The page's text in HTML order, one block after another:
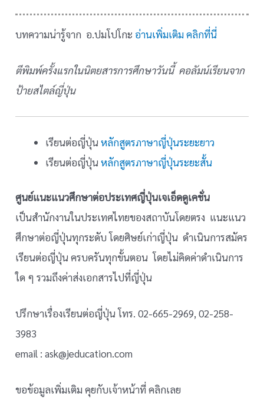
บทความน่ารู้จาก อ.ปมโปโกะอ่านเพิ่มเติม คลิกที่นี่
ตีพิมพ์ครั้งแรกในนิตยสารการศึกษาวันนี้ คอลัมน์เรียนจาก
ป้ายสไตล์ญี่ปุ่น
เรียนต่อญี่ปุ่นหลักสูตรภาษาญี่ปุ่นระยะยาว
เรียนต่อญี่ปุ่นหลักสูตรภาษาญี่ปุ่นระยะสั้น
ศูนย์แนะแนวศึกษาต่อประเทศญี่ปุ่นเจเอ็ดดูเคชั่น
เป็นสำนักงานในประเทศไทยของสถาบันโดยตรง แนะแนว
ศึกษาต่อญี่ปุ่นทุกระดับ โดยศิษย์เก่าญี่ปุ่น ดำเนินการสมัคร
เรียนต่อญี่ปุ่น ครบครันทุกขั้นตอน โดยไม่คิดค่าดำเนินการ
ใด ๆ รวมถึงค่าส่งเอกสารไปที่ญี่ปุ่น
ปรึกษาเรื่องเรียนต่อญี่ปุ่น โทร. 02-665-2969, 02-258-
3983
email : ask@jeducation.com
ขอข้อมูลเพิ่มเติม คุยกับเจ้าหน้าที่ คลิกเลย